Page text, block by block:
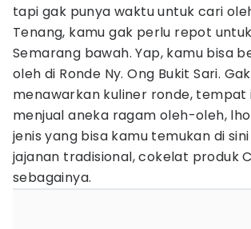
tapi gak punya waktu untuk cari
Tenang, kamu gak perlu repot
Semarang bawah. Yap, kamu bisa
oleh di Ronde Ny. Ong Bukit Sari.
menawarkan kuliner ronde, tempat
menjual aneka ragam oleh-oleh,
jenis yang bisa kamu temukan di
jajanan tradisional, cokelat produk
sebagainya.